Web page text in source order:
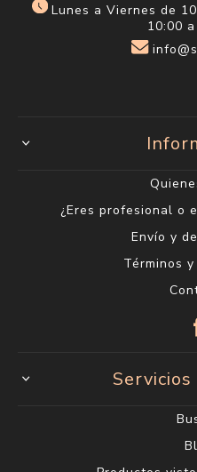
Lunes a Viernes de
10:00
¿Eres profesional o
Envío y
Términos